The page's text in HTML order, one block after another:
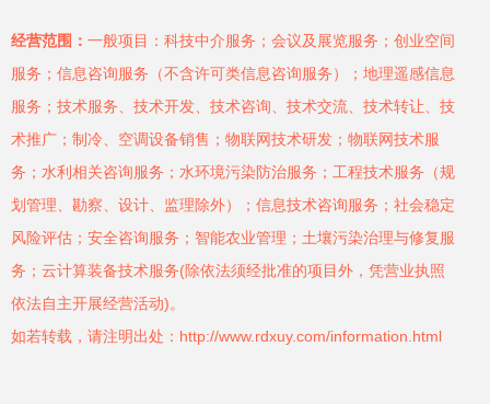
经营范围： 一般项目：科技中介服务；会议及展览服务；创业空间
服务；信息咨询服务（不含许可类信息咨询服务）；地理遥感信息
服务；技术服务、技术开发、技术咨询、技术交流、技术转让、技
术推广；制冷、空调设备销售；物联网技术研发；物联网技术服
务；水利相关咨询服务；水环境污染防治服务；工程技术服务（规
划管理、勘察、设计、监理除外）；信息技术咨询服务；社会稳定
风险评估；安全咨询服务；智能农业管理；土壤污染治理与修复服
务；云计算装备技术服务(除依法须经批准的项目外，凭营业执照
依法自主开展经营活动)。
如若转载，请注明出处：http://www.rdxuy.com/information.html